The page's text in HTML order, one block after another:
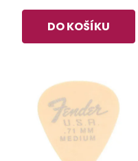
DO KOŠÍKU